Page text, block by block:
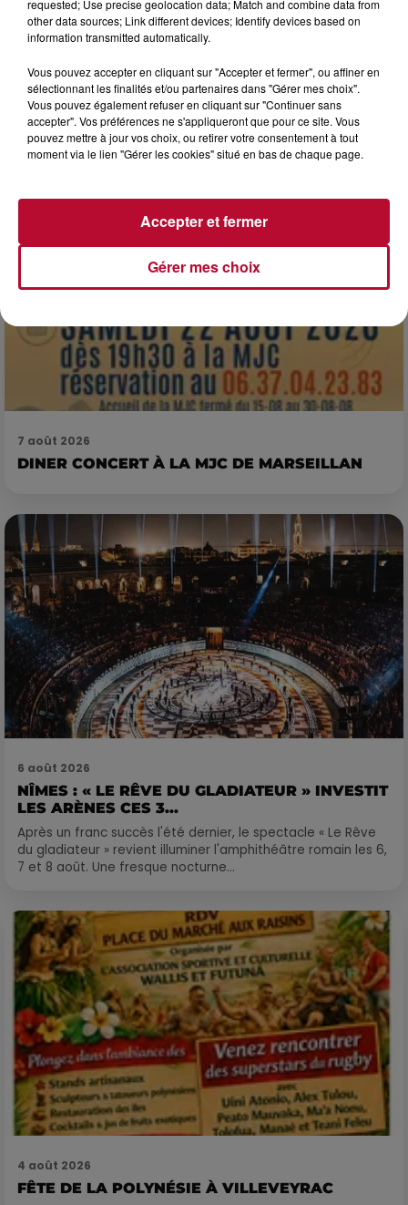
NOS IDÉES DE SORTIE POUR CE WEEK-END
Comme tous les vendredis, voici une petite sélection des
rendez-vous à ne pas manquer dans le coin. Que vous ayez
envie de voyager à l'autre bout du monde,...
7 août 2026
DINER CONCERT À LA MJC DE MARSEILLAN
6 août 2026
NÎMES : « LE RÊVE DU GLADIATEUR » INVESTIT
LES ARÈNES CES 3...
Après un franc succès l'été dernier, le spectacle « Le Rêve
du gladiateur » revient illuminer l'amphithéâtre romain les 6,
7 et 8 août. Une fresque nocturne...
4 août 2026
FÊTE DE LA POLYNÉSIE À VILLEVEYRAC
requested; Use precise geolocation data; Match and combine data from
other data sources; Link different devices; Identify devices based on
information transmitted automatically.
Vous pouvez accepter en cliquant sur "Accepter et fermer", ou affiner en
sélectionnant les finalités et/ou partenaires dans "Gérer mes choix".
Vous pouvez également refuser en cliquant sur "Continuer sans
accepter". Vos préférences ne s'appliqueront que pour ce site. Vous
pouvez mettre à jour vos choix, ou retirer votre consentement à tout
moment via le lien "Gérer les cookies" situé en bas de chaque page.
Gérer mes choix
Accepter et fermer